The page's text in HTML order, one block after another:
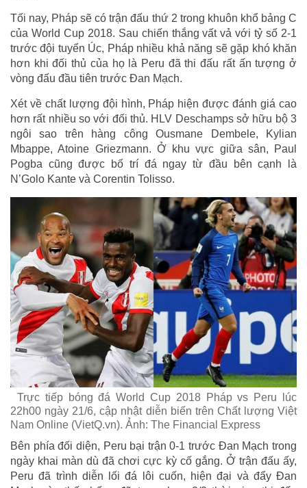
Tối nay, Pháp sẽ có trận đấu thứ 2 trong khuôn khổ bảng C
của World Cup 2018. Sau chiến thắng vất vả với tỷ số 2-1
trước đội tuyển Úc, Pháp nhiều khả năng sẽ gặp khó khăn
hơn khi đối thủ của họ là Peru đã thi đấu rất ấn tượng ở
vòng đấu đầu tiên trước Đan Mạch.
Xét về chất lượng đội hình, Pháp hiện được đánh giá cao
hơn rất nhiều so với đối thủ. HLV Deschamps sở hữu bộ 3
ngôi sao trên hàng công Ousmane Dembele, Kylian
Mbappe, Atoine Griezmann. Ở khu vực giữa sân, Paul
Pogba cũng được bố trí đá ngay từ đầu bên cạnh là
N’Golo Kante và Corentin Tolisso.
Trực tiếp bóng đá World Cup 2018 Pháp vs Peru lúc
22h00 ngày 21/6, cập nhật diễn biến trên Chất lượng Việt
Nam Online (VietQ.vn). Ảnh: The Financial Express
Bên phía đối diện, Peru bại trận 0-1 trước Đan Mạch trong
ngày khai màn dù đã chơi cực kỳ cố gắng. Ở trận đấu ấy,
Peru đã trình diễn lối đá lôi cuốn, hiện đại và đẩy Đan